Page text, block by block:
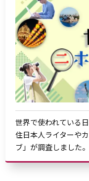
世界で使われている
住日本人ライターや
ブ」が調査しました。